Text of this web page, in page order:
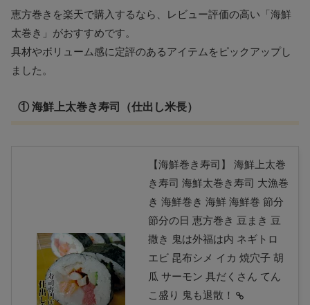
恵方巻きを楽天で購入するなら、レビュー評価の高い「海鮮
太巻き」がおすすめです。
具材やボリューム感に定評のあるアイテムをピックアップし
ました。
① 海鮮上太巻き寿司（仕出し米長）
【海鮮巻き寿司】 海鮮上太巻
き寿司 海鮮太巻き寿司 大漁巻
き 海鮮巻き 海鮮 海鮮巻 節分
節分の日 恵方巻き 豆まき 豆
撒き 鬼は外福は内 ネギトロ
エビ 昆布シメ イカ 焼穴子 胡
瓜 サーモン 具だくさん てん
こ盛り 鬼も退散！